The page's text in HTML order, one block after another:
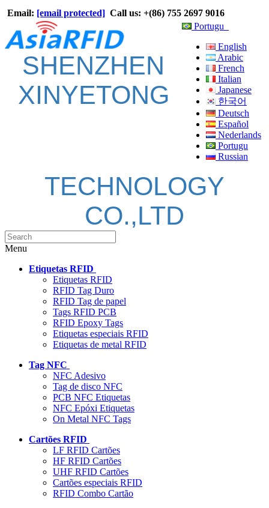
Email: [email protected] Call us: +(86) 755 2697 9016
Portugu
English
Arabic
French
Italian
Japanese
한국어
Deutsch
Español
Nederlands
Portugu
Russian
SHENZHEN
XINYETONG
TECHNOLOGY
CO.,LTD
Menu
Etiquetas RFID
Etiquetas RFID
RFID Tag Duro
RFID Tag de papel
Tags RFID PCB
RFID Epoxy Tags
Etiquetas especiais RFID
Etiquetas de metal RFID
Tag NFC
NFC Adesivo
Tag de disco NFC
PCB NFC Etiquetas
NFC Epóxi Etiquetas
On Metal NFC Tags
Cartões RFID
LF RFID Cartões
HF RFID Cartões
UHF RFID Cartões
Cartões especiais RFID
RFID Combo Cartão